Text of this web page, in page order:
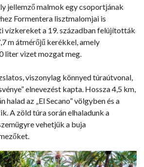
jellemző malmok egy csoportjának
Formentera lisztmalomjai is
vízkereket a 19. században felújították
m átmérőjű kerékkel, amely
liter vizet mozgat meg.
viszonylag könnyed túraútvonal,
elnevezést kapta. Hossza 4,5 km,
halad az „El Secano” völgyben és a
A zöld túra során elhaladunk a
vehetjük a buja